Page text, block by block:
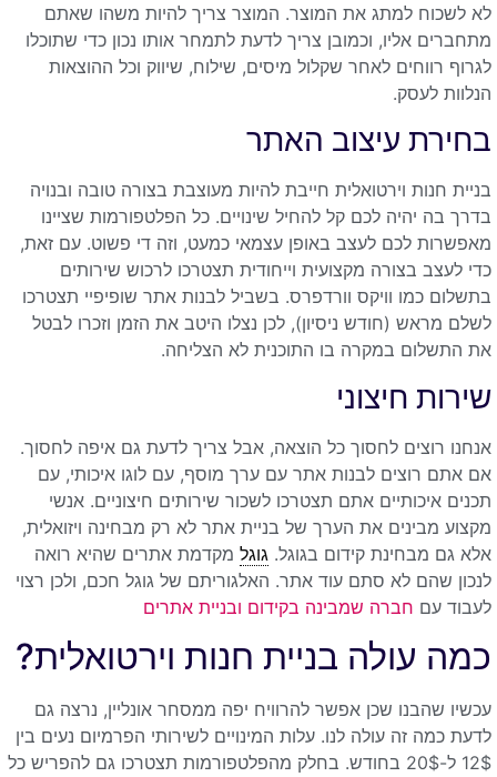
לא לשכוח למתג את המוצר. המוצר צריך להיות משהו שאתם
מתחברים אליו, וכמובן צריך לדעת לתמחר אותו נכון כדי שתוכלו
לגרוף רווחים לאחר שקלול מיסים, שילוח, שיווק וכל ההוצאות
הנלוות לעסק.
בחירת עיצוב האתר
בניית חנות וירטואלית חייבת להיות מעוצבת בצורה טובה ובנויה
בדרך בה יהיה לכם קל להחיל שינויים. כל הפלטפורמות שציינו
מאפשרות לכם לעצב באופן עצמאי כמעט, וזה די פשוט. עם זאת,
כדי לעצב בצורה מקצועית וייחודית תצטרכו לרכוש שירותים
בתשלום כמו וויקס וורדפרס. בשביל לבנות אתר שופיפיי תצטרכו
לשלם מראש (חודש ניסיון), לכן נצלו היטב את הזמן וזכרו לבטל
את התשלום במקרה בו התוכנית לא הצליחה.
שירות חיצוני
אנחנו רוצים לחסוך כל הוצאה, אבל צריך לדעת גם איפה לחסוך.
אם אתם רוצים לבנות אתר עם ערך מוסף, עם לוגו איכותי, עם
תכנים איכותיים אתם תצטרכו לשכור שירותים חיצוניים. אנשי
מקצוע מבינים את הערך של בניית אתר לא רק מבחינה ויזואלית,
אלא גם מבחינת קידום בגוגל. גוגל מקדמת אתרים שהיא רואה
לנכון שהם לא סתם עוד אתר. האלגוריתם של גוגל חכם, ולכן רצוי
לעבוד עם חברה שמבינה בקידום ובניית אתרים
כמה עולה בניית חנות וירטואלית?
עכשיו שהבנו שכן אפשר להרוויח יפה ממסחר אונליין, נרצה גם
לדעת כמה זה עולה לנו. עלות המינויים לשירותי הפרמיום נעים בין
12$ ל-20$ בחודש. בחלק מהפלטפורמות תצטרכו גם להפריש כל